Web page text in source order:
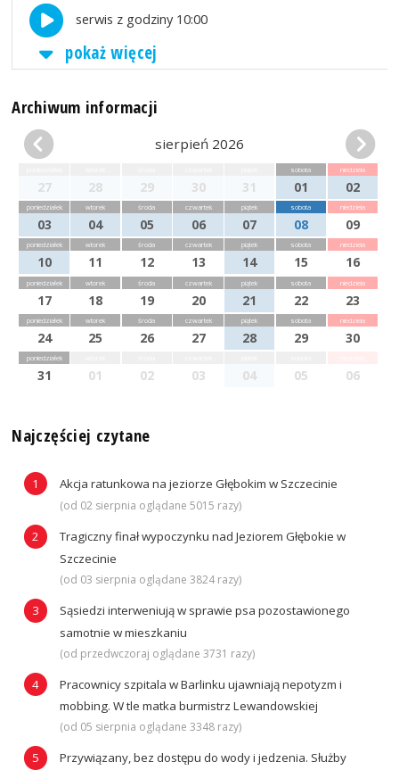
serwis z godziny 10:00
pokaż więcej
Archiwum informacji
sierpień 2026
27 28 29 30 31
sobota
01
niedziela
02
poniedziałek
03
wtorek
04
środa
05
czwartek
06
piątek
07
sobota
08
niedziela
09
poniedziałek
10
wtorek
11
środa
12
czwartek
13
piątek
14
sobota
15
niedziela
16
poniedziałek
17
wtorek
18
środa
19
czwartek
20
piątek
21
sobota
22
niedziela
23
poniedziałek
24
wtorek
25
środa
26
czwartek
27
piątek
28
sobota
29
niedziela
30
poniedziałek
31 01 02 03 04 05 06
Najczęściej czytane
Akcja ratunkowa na jeziorze Głębokim w Szczecinie
(od 02 sierpnia oglądane 5015 razy)
Tragiczny finał wypoczynku nad Jeziorem Głębokie w
Szczecinie
(od 03 sierpnia oglądane 3824 razy)
Sąsiedzi interweniują w sprawie psa pozostawionego
samotnie w mieszkaniu
(od przedwczoraj oglądane 3731 razy)
Pracownicy szpitala w Barlinku ujawniają nepotyzm i
mobbing. W tle matka burmistrz Lewandowskiej
(od 05 sierpnia oglądane 3348 razy)
Przywiązany, bez dostępu do wody i jedzenia. Służby